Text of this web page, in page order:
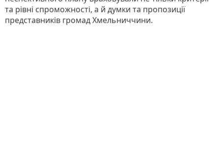
та рівні спроможності, а й думки та пропозиції
представників громад Хмельниччини.